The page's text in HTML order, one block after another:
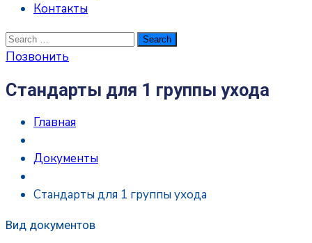
Контакты
Позвонить
Стандарты для 1 группы ухода
Главная
Документы
Стандарты для 1 группы ухода
Вид документов